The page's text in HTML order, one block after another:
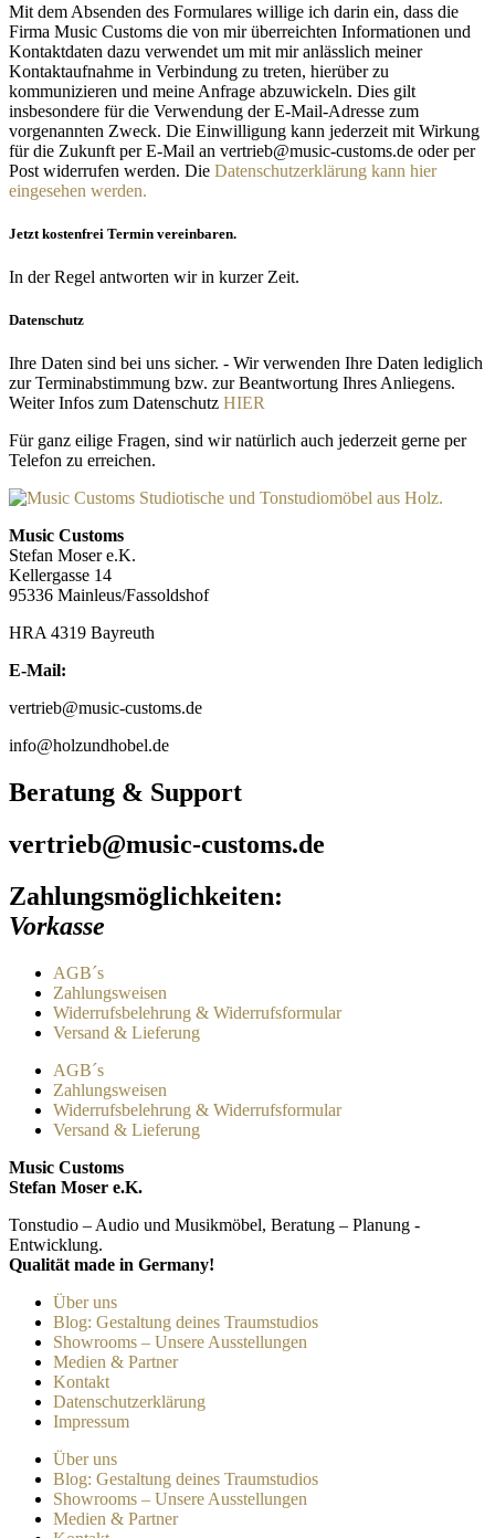
Mit dem Absenden des Formulares willige ich darin ein, dass die
Firma Music Customs die von mir überreichten Informationen und
Kontaktdaten dazu verwendet um mit mir anlässlich meiner
Kontaktaufnahme in Verbindung zu treten, hierüber zu
kommunizieren und meine Anfrage abzuwickeln. Dies gilt
insbesondere für die Verwendung der E-Mail-Adresse zum
vorgenannten Zweck. Die Einwilligung kann jederzeit mit Wirkung
für die Zukunft per E-Mail an vertrieb@music-customs.de oder per
Post widerrufen werden. Die Datenschutzerklärung kann hier
eingesehen werden.
Jetzt kostenfrei Termin vereinbaren.
In der Regel antworten wir in kurzer Zeit.
Datenschutz
Ihre Daten sind bei uns sicher. - Wir verwenden Ihre Daten lediglich
zur Terminabstimmung bzw. zur Beantwortung Ihres Anliegens.
Weiter Infos zum Datenschutz HIER
Für ganz eilige Fragen, sind wir natürlich auch jederzeit gerne per
Telefon zu erreichen.
Music Customs
Stefan Moser e.K.
Kellergasse 14
95336 Mainleus/Fassoldshof
HRA 4319 Bayreuth
E-Mail:
vertrieb@music-customs.de
info@holzundhobel.de
Beratung & Support
vertrieb@music-customs.de
Zahlungsmöglichkeiten:
Vorkasse
AGB´s
Zahlungsweisen
Widerrufsbelehrung & Widerrufsformular
Versand & Lieferung
AGB´s
Zahlungsweisen
Widerrufsbelehrung & Widerrufsformular
Versand & Lieferung
Music Customs
Stefan Moser e.K.
Tonstudio – Audio und Musikmöbel, Beratung – Planung -
Entwicklung.
Qualität made in Germany!
Über uns
Blog: Gestaltung deines Traumstudios
Showrooms – Unsere Ausstellungen
Medien & Partner
Kontakt
Datenschutzerklärung
Impressum
Über uns
Blog: Gestaltung deines Traumstudios
Showrooms – Unsere Ausstellungen
Medien & Partner